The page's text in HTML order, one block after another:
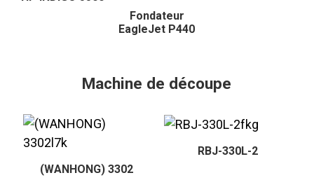
Fondateur
EagleJet P440
Machine de découpe
(WANHONG) 3302
RBJ-330L-2